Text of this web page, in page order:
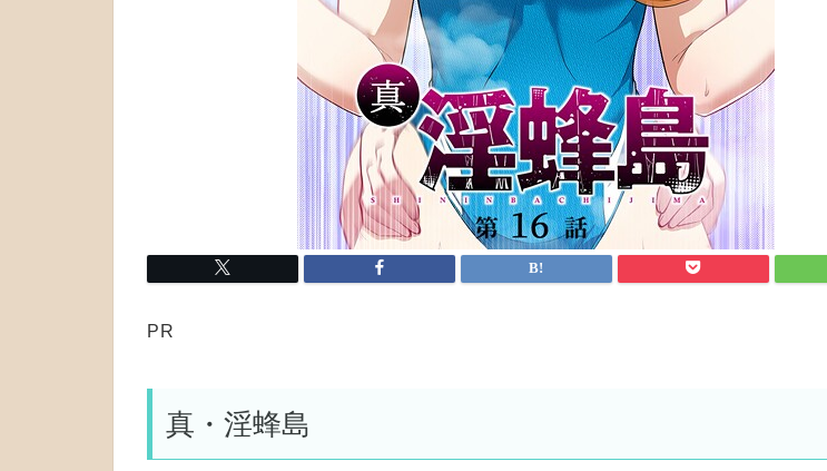
PR
真・淫蜂島